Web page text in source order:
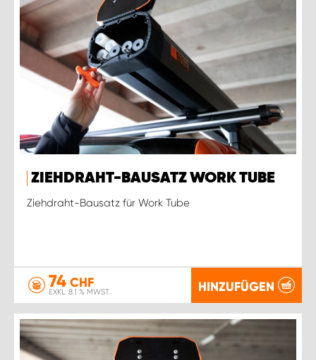
ZIEHDRAHT-BAUSATZ WORK TUBE
Ziehdraht-Bausatz für Work Tube
74 CHF
EXKL. 8.1 % MWST. HINZUFÜGEN